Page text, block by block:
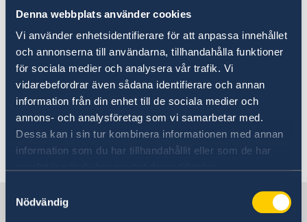
Denna webbplats använder cookies
Vi använder enhetsidentifierare för att anpassa innehållet
och annonserna till användarna, tillhandahålla funktioner
för sociala medier och analysera vår trafik. Vi
vidarebefordrar även sådana identifierare och annan
information från din enhet till de sociala medier och
annons- och analysföretag som vi samarbetar med.
Dessa kan i sin tur kombinera informationen med annan
information som du har tillhandahållit eller som de har
Nödvändig
Rösta i Tjeckien i EU-valet 2024
Ambassaden erbjuder praktikplats för HT 2022
Tjeckien ändrar inreseregler från och med den 15
februari
Glad Nationaldag!
Stefan Löfvens Tal till nationen
Nya Coronaviruset - aktuella händelser
"Sustainable Spring" i Prag
En man som heter Ove
Gräns - filmvisning i trädgården
Gott nytt år
Ambassaden stängd
Foto/Photo: Ninni Andersson
Sveriges nya regering
Regeringsförklaringen den 21 januari 2019
Senast uppdaterad 28 jan. 2019, 15.36
Sverige i Tjeckien